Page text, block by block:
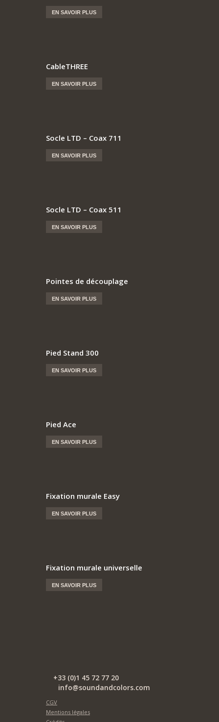
EN SAVOIR PLUS
CableTHREE
EN SAVOIR PLUS
Socle LTD – Coax 711
EN SAVOIR PLUS
Socle LTD – Coax 511
EN SAVOIR PLUS
Pointes de découplage
EN SAVOIR PLUS
Pied Stand 300
EN SAVOIR PLUS
Pied Ace
EN SAVOIR PLUS
Fixation murale Easy
EN SAVOIR PLUS
Fixation murale universelle
EN SAVOIR PLUS
+33 (0)1 45 72 77 20
info@soundandcolors.com
CGV
Mentions légales